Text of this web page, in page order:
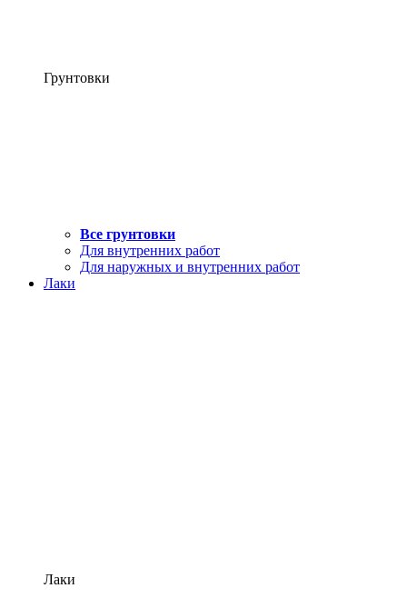
Грунтовки
Все грунтовки
Для внутренних работ
Для наружных и внутренних работ
Лаки
Лаки